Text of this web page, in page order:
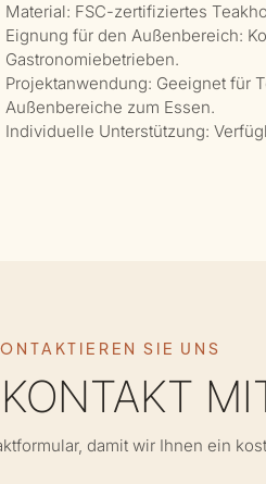
Material: FSC-zertifiziertes
Eignung für den Außenbereich:
Gastronomiebetrieben.
Projektanwendung: Geeignet für
Außenbereiche zum Essen.
Individuelle Unterstützung:
SIE UNS
damit wir Ihnen ein